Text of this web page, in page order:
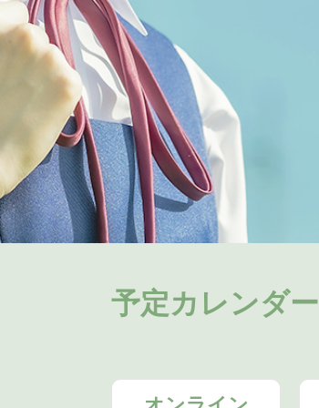
予定カレンダー